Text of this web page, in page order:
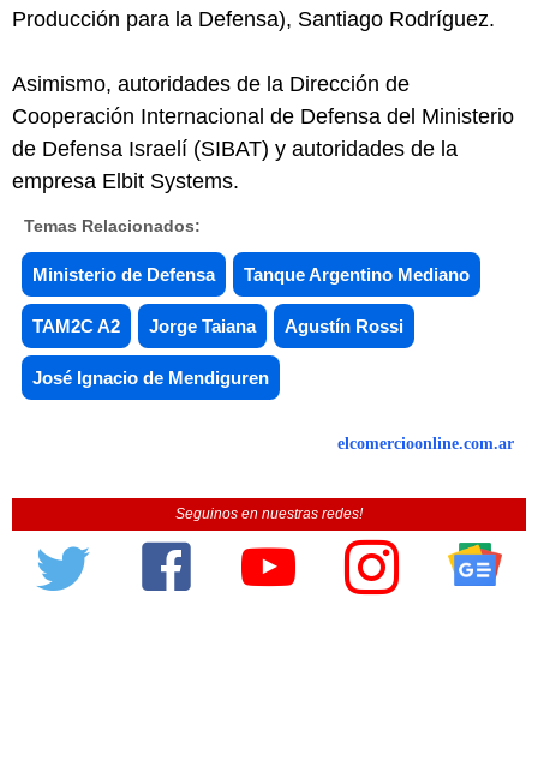
Producción para la Defensa), Santiago Rodríguez.
Asimismo, autoridades de la Dirección de
Cooperación Internacional de Defensa del Ministerio
de Defensa Israelí (SIBAT) y autoridades de la
empresa Elbit Systems.
Temas Relacionados:
Ministerio de Defensa Tanque Argentino Mediano
TAM2C A2 Jorge Taiana Agustín Rossi
José Ignacio de Mendiguren
elcomercioonline.com.ar
Seguinos en nuestras redes!